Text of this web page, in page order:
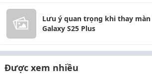
Lưu ý quan trọng khi thay màn
Galaxy S25 Plus
Được xem nhiều